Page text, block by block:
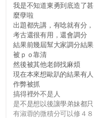
我是不知道東勇到底造了甚
麼孽啦
出題都先講，有唸就有分，
考古還很有用，還會調分
結果前幾屆幫大家調分結果
被ｐｏ靠清
然後被其他老師找麻煩
現在本來想歐趴的結果有人
作弊被抓
搞得裡外不是人
是不是想以後讓學弟妹都只
有淑蓉的微積分可以修４８